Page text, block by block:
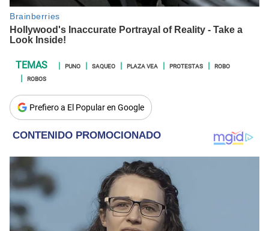
PUNO SAQUEO PLAZA VEA PROTESTAS
ROBO
ROBOS
Prefiero a El Popular en Google